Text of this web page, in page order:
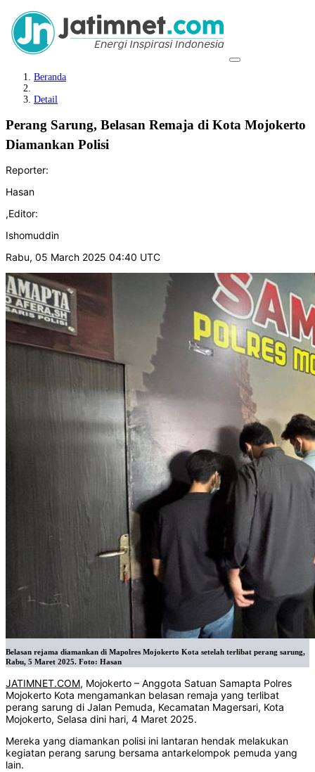
Beranda
Detail
Perang Sarung, Belasan Remaja di Kota Mojokerto
Diamankan Polisi
Reporter:
Hasan
,Editor:
Ishomuddin
Rabu, 05 March 2025 04:40 UTC
Belasan rejama diamankan di Mapolres Mojokerto Kota setelah terlibat perang sarung,
Rabu, 5 Maret 2025. Foto: Hasan
JATIMNET.COM, Mojokerto – Anggota Satuan Samapta Polres
Mojokerto Kota mengamankan belasan remaja yang terlibat
perang sarung di Jalan Pemuda, Kecamatan Magersari, Kota
Mojokerto, Selasa dini hari, 4 Maret 2025.
Mereka yang diamankan polisi ini lantaran hendak melakukan
kegiatan perang sarung bersama antarkelompok pemuda yang
lain.